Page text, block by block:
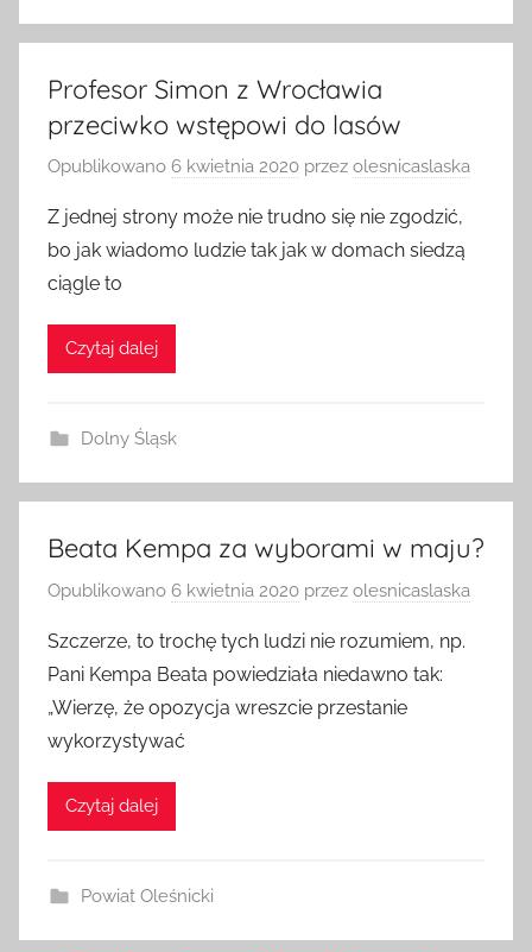
Profesor Simon z Wrocławia
przeciwko wstępowi do lasów
Opublikowano 6 kwietnia 2020 przez olesnicaslaska
Z jednej strony może nie trudno się nie zgodzić,
bo jak wiadomo ludzie tak jak w domach siedzą
ciągle to
Czytaj dalej
Dolny Śląsk
Beata Kempa za wyborami w maju?
Opublikowano 6 kwietnia 2020 przez olesnicaslaska
Szczerze, to trochę tych ludzi nie rozumiem, np.
Pani Kempa Beata powiedziała niedawno tak:
„Wierzę, że opozycja wreszcie przestanie
wykorzystywać
Czytaj dalej
Powiat Oleśnicki